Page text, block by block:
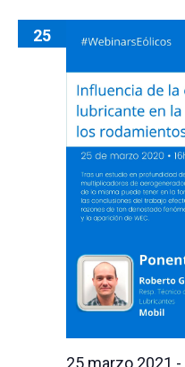
25
25 marzo 2021 -